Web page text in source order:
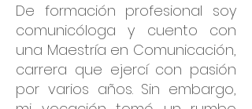
De formación profesional soy
comunicóloga y cuento con
una Maestría en Comunicación,
carrera que ejercí con pasión
por varios años. Sin embargo,